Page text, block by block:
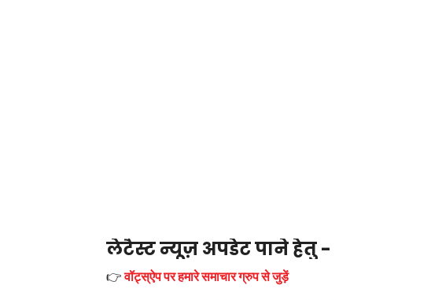
लेटैस्ट न्यूज़ अपडेट पाने हेतु -
👉वॉट्स्ऐप पर हमारे समाचार ग्रुप से जुड़ें